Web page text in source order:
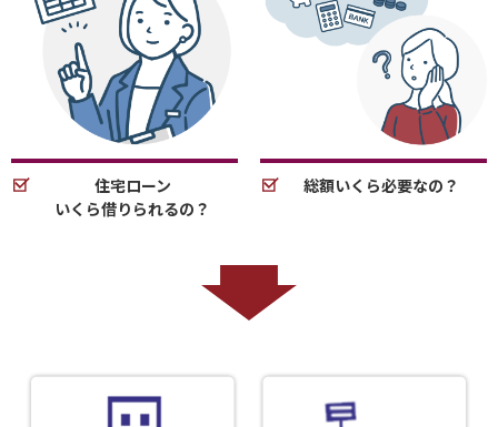
住宅ローン
いくら借りられるの？
総額いくら必要なの？